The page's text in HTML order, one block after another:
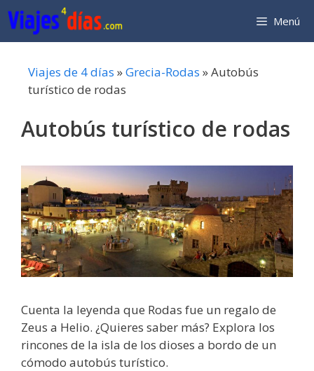
Saltar
al
contenido
Menú
Viajes de 4 días »Grecia-Rodas »Autobús
turístico de rodas
Autobús turístico de rodas
Cuenta la leyenda que Rodas fue un regalo de
Zeus a Helio. ¿Quieres saber más? Explora los
rincones de la isla de los dioses a bordo de un
cómodo autobús turístico.